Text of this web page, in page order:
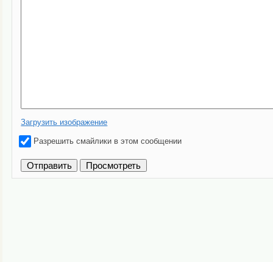
Загрузить изображение
Разрешить смайлики в этом сообщении